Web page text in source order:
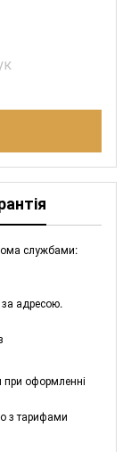
службами:
адресою.
при оформленні
з тарифами